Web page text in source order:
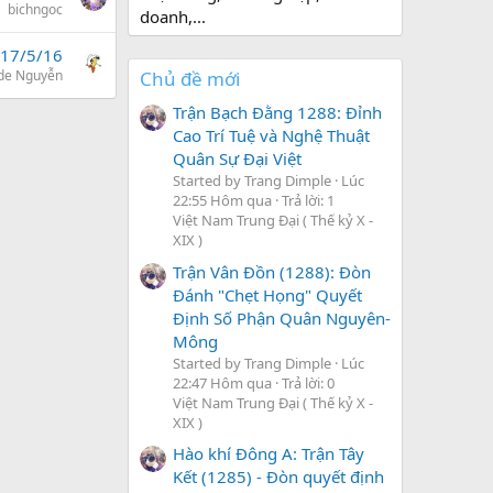
bichngoc
17/5/16
Nguyễn
doanh,...
Chủ đề mới
Trận Bạch Đằng 1288: Đỉnh
Cao Trí Tuệ và Nghệ Thuật
Quân Sự Đại Việt
Started by Trang Dimple Lúc
22:55 Hôm qua Trả lời: 1
Việt Nam Trung Đại ( Thế kỷ X -
XIX )
Trận Vân Đồn (1288): Đòn
Đánh "Chẹt Họng" Quyết
Định Số Phận Quân Nguyên-
Mông
Started by Trang Dimple Lúc
22:47 Hôm qua Trả lời: 0
Việt Nam Trung Đại ( Thế kỷ X -
XIX )
Hào khí Đông A: Trận Tây
Kết (1285) - Đòn quyết định